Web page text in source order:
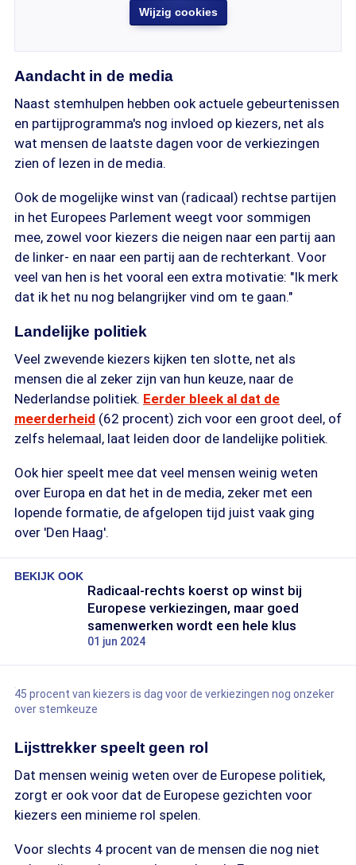
Wijzig cookies
Aandacht in de media
Naast stemhulpen hebben ook actuele gebeurtenissen
en partijprogramma's nog invloed op kiezers, net als
wat mensen de laatste dagen voor de verkiezingen
zien of lezen in de media.
Ook de mogelijke winst van (radicaal) rechtse partijen
in het Europees Parlement weegt voor sommigen
mee, zowel voor kiezers die neigen naar een partij aan
de linker- en naar een partij aan de rechterkant. Voor
veel van hen is het vooral een extra motivatie: "Ik merk
dat ik het nu nog belangrijker vind om te gaan."
Landelijke politiek
Veel zwevende kiezers kijken ten slotte, net als
mensen die al zeker zijn van hun keuze, naar de
Nederlandse politiek. Eerder bleek al dat de
meerderheid (62 procent) zich voor een groot deel, of
zelfs helemaal, laat leiden door de landelijke politiek.
Ook hier speelt mee dat veel mensen weinig weten
over Europa en dat het in de media, zeker met een
lopende formatie, de afgelopen tijd juist vaak ging
over 'Den Haag'.
BEKIJK OOK
Radicaal-rechts koerst op winst bij
Europese verkiezingen, maar goed
samenwerken wordt een hele klus
01 jun 2024
45 procent van kiezers is dag voor de verkiezingen nog onzeker
over stemkeuze
Lijsttrekker speelt geen rol
Dat mensen weinig weten over de Europese politiek,
zorgt er ook voor dat de Europese gezichten voor
kiezers een minieme rol spelen.
Voor slechts 4 procent van de mensen die nog niet